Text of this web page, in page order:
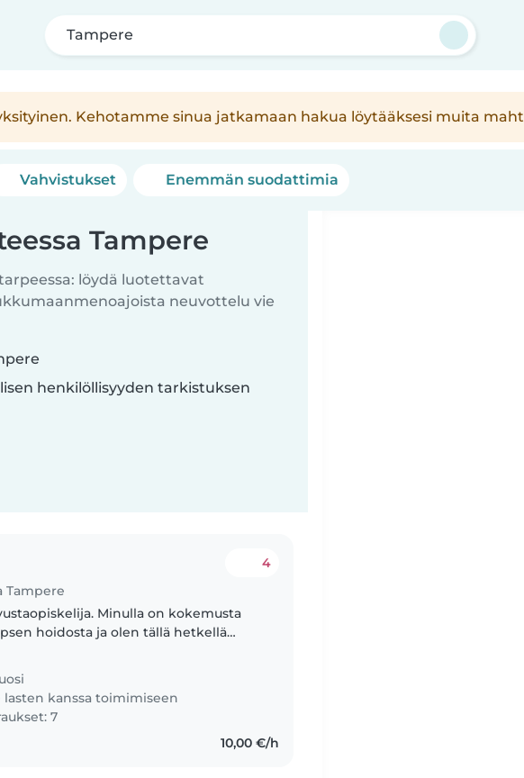
Tampere
Kehotamme sinua jatkamaan hakua löytääksesi muita
Vahvistukset Enemmän suodattimia
Tampere
löydä luotettavat
neuvottelu vie
henkilöllisyyden tarkistuksen
Tampere
4
Minulla on kokemusta
hoidosta ja olen tällä hetkellä
lasten kanssa toimimiseen
7
10,00 €/h